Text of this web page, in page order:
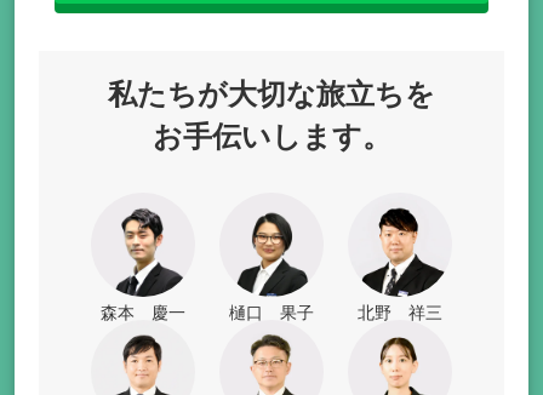
私たちが大切な旅立ちを
お手伝いします。
森本 慶一 樋口 果子 北野 祥三